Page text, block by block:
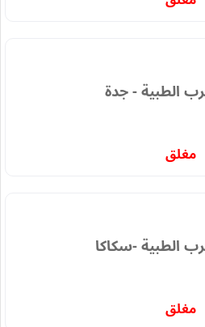
الطبية - جدة
مغلق
الطبية -سكاكا
مغلق